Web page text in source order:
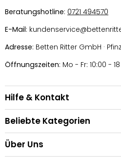
Beratungshotline: 0721 494570
E-Mail:
Adresse: Betten Ritter GmbH ·
Öffnungszeiten: Mo - Fr: 10:00 -
Hilfe & Kontakt
Beliebte Kategorien
Über Uns